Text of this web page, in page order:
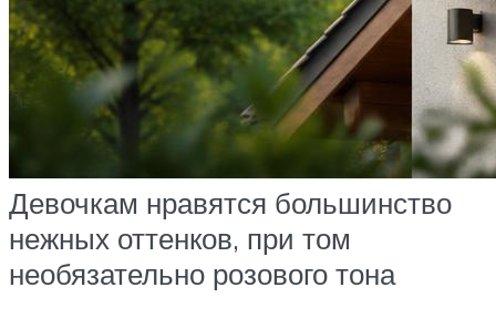
Девочкам нравятся большинство
нежных оттенков, при том
необязательно розового тона